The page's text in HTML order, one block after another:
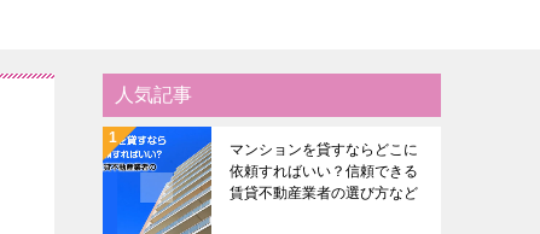
人気記事
マンションを貸すならどこに
依頼すればいい？信頼できる
賃貸不動産業者の選び方など